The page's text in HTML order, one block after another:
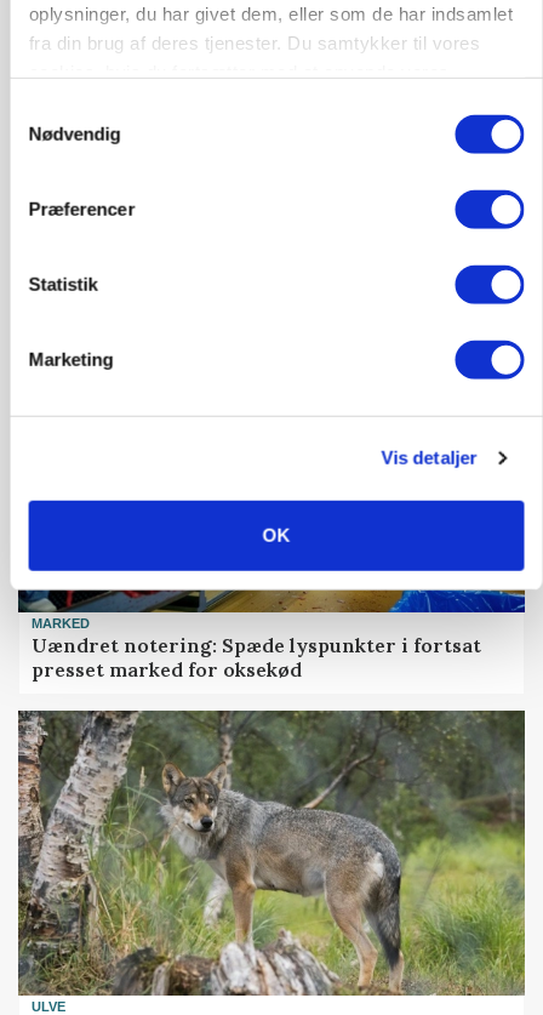
oplysninger, du har givet dem, eller som de har indsamlet
fra din brug af deres tjenester. Du samtykker til vores
Nødvendig
Præferencer
Statistik
Marketing
Vis detaljer
OK
KVÆG
Snart kan man søge tilskud til naturprojekter
skadedyrsrisici
MARKED
Uændret notering: Spæde lyspunkter i fortsat
presset marked for oksekød
ULVE